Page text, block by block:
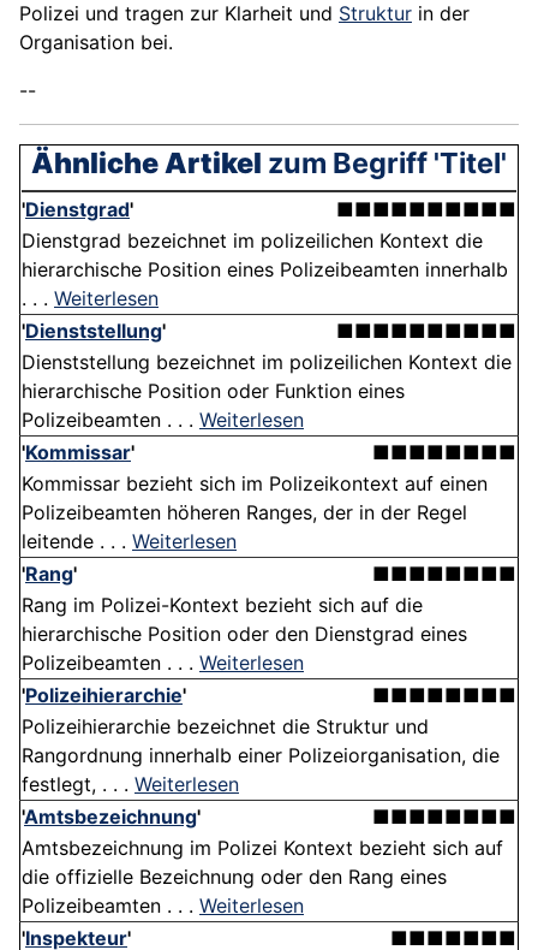
Polizei und tragen zur Klarheit und Struktur in der
Organisation bei.
--
Ähnliche Artikel zum Begriff 'Titel'
'Dienstgrad'
■■■■■■■■■■
Dienstgrad bezeichnet im polizeilichen Kontext die
hierarchische Position eines Polizeibeamten innerhalb
. . . Weiterlesen
'Dienststellung'
■■■■■■■■■■
Dienststellung bezeichnet im polizeilichen Kontext die
hierarchische Position oder Funktion eines
Polizeibeamten . . . Weiterlesen
'Kommissar'
■■■■■■■■
Kommissar bezieht sich im Polizeikontext auf einen
Polizeibeamten höheren Ranges, der in der Regel
leitende . . . Weiterlesen
'Rang'
■■■■■■■■
Rang im Polizei-Kontext bezieht sich auf die
hierarchische Position oder den Dienstgrad eines
Polizeibeamten . . . Weiterlesen
'Polizeihierarchie'
■■■■■■■■
Polizeihierarchie bezeichnet die Struktur und
Rangordnung innerhalb einer Polizeiorganisation, die
festlegt, . . . Weiterlesen
'Amtsbezeichnung'
■■■■■■■■
Amtsbezeichnung im Polizei Kontext bezieht sich auf
die offizielle Bezeichnung oder den Rang eines
Polizeibeamten . . . Weiterlesen
'Inspekteur' ■■■■■■■